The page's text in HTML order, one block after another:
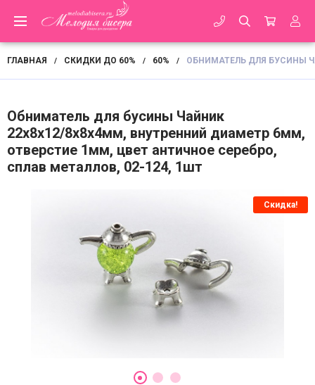
ГЛАВНАЯ / СКИДКИ ДО 60% / 60% / ОБНИМАТЕЛЬ ДЛЯ БУСИНЫ
Обниматель для бусины Чайник
22х8х12/8х8х4мм, внутренний диаметр 6мм,
отверстие 1мм, цвет античное серебро,
сплав металлов, 02-124, 1шт
Скидка!